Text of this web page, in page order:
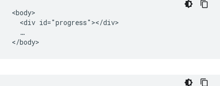
<body>
  <div id="progress"></div>
  …